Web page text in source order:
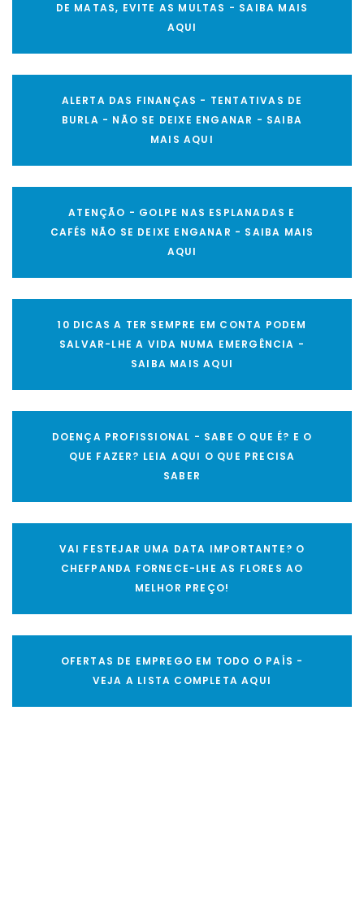
DE MATAS, EVITE AS MULTAS - SAIBA MAIS
AQUI
ALERTA DAS FINANÇAS - TENTATIVAS DE
BURLA - NÃO SE DEIXE ENGANAR - SAIBA
MAIS AQUI
ATENÇÃO - GOLPE NAS ESPLANADAS E
CAFÉS NÃO SE DEIXE ENGANAR - SAIBA MAIS
AQUI
10 DICAS A TER SEMPRE EM CONTA PODEM
SALVAR-LHE A VIDA NUMA EMERGÊNCIA -
SAIBA MAIS AQUI
DOENÇA PROFISSIONAL - SABE O QUE É? E O
QUE FAZER? LEIA AQUI O QUE PRECISA
SABER
VAI FESTEJAR UMA DATA IMPORTANTE? O
CHEFPANDA FORNECE-LHE AS FLORES AO
MELHOR PREÇO!
OFERTAS DE EMPREGO EM TODO O PAÍS -
VEJA A LISTA COMPLETA AQUI